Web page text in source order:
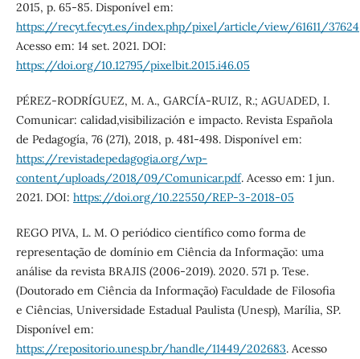
2015, p. 65-85. Disponível em:
https://recyt.fecyt.es/index.php/pixel/article/view/61611/37624
Acesso em: 14 set. 2021. DOI:
https://doi.org/10.12795/pixelbit.2015.i46.05
PÉREZ-RODRÍGUEZ, M. A., GARCÍA-RUIZ, R.; AGUADED, I.
Comunicar: calidad,visibilización e impacto. Revista Española
de Pedagogía, 76 (271), 2018, p. 481-498. Disponível em:
https://revistadepedagogia.org/wp-
content/uploads/2018/09/Comunicar.pdf. Acesso em: 1 jun.
2021. DOI: https://doi.org/10.22550/REP-3-2018-05
REGO PIVA, L. M. O periódico científico como forma de
representação de domínio em Ciência da Informação: uma
análise da revista BRAJIS (2006-2019). 2020. 571 p. Tese.
(Doutorado em Ciência da Informação) Faculdade de Filosofia
e Ciências, Universidade Estadual Paulista (Unesp), Marília, SP.
Disponível em:
https://repositorio.unesp.br/handle/11449/202683. Acesso